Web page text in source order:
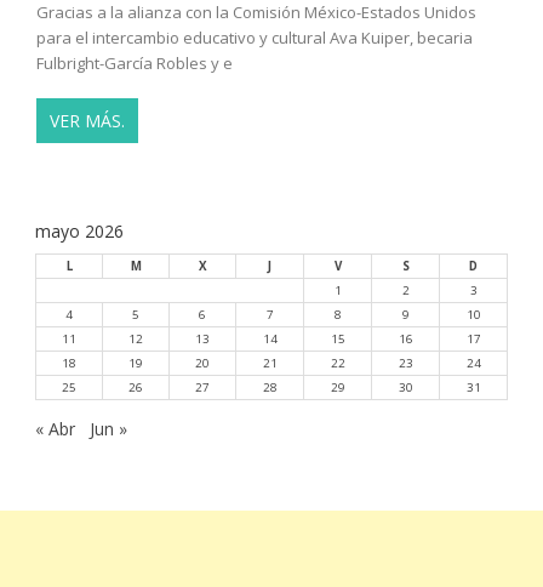
Gracias a la alianza con la Comisión México-Estados Unidos
para el intercambio educativo y cultural Ava Kuiper, becaria
Fulbright-García Robles y e
VER MÁS.
mayo 2026
L M X V S
D
1
2
3
4
5 6 7 8 9
10
11
12 13 14 15 16
17
18
19 20 21 22 23
24
25
26 27 28 29 30 31
« Abr Jun »